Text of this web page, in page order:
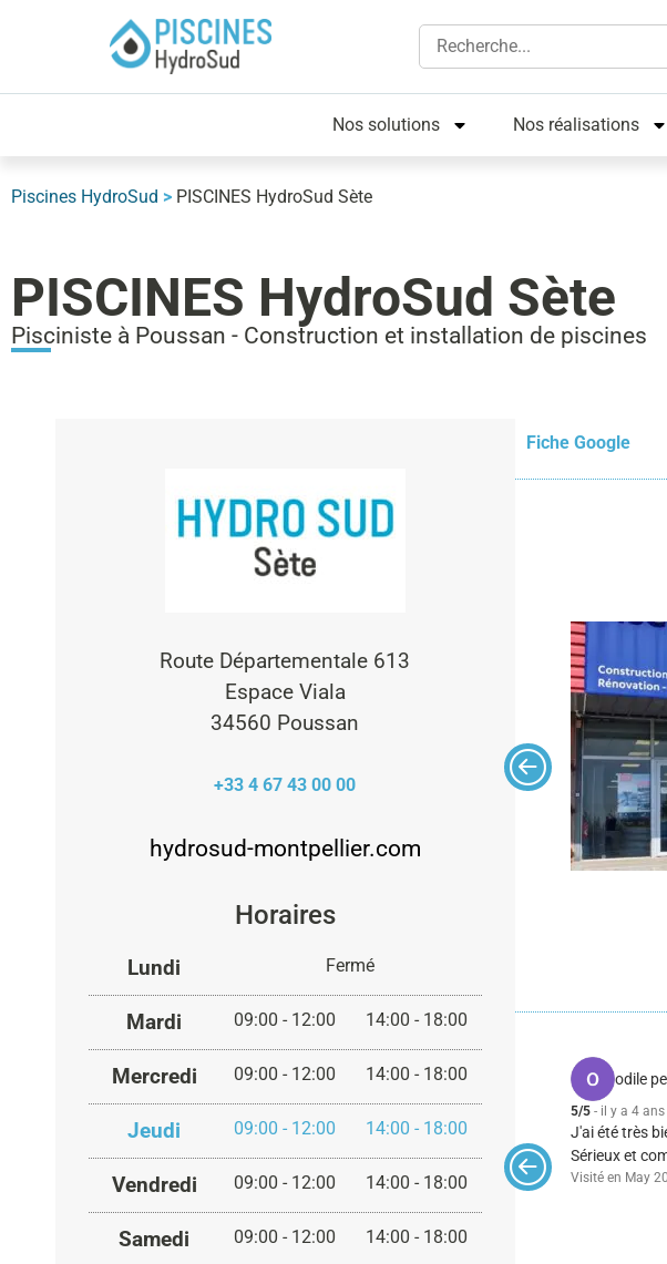
Nos solutions Nos réalisations
Piscines HydroSud > PISCINES HydroSud Sète
PISCINES HydroSud Sète
Pisciniste à Poussan - Construction et installation de piscines
Route Départementale 613
Espace Viala
34560 Poussan
+33 4 67 43 00 00
hydrosud-montpellier.com
Horaires
Lundi Fermé
Mardi 09:00 - 12:00 14:00 - 18:00
Mercredi 09:00 - 12:00 14:00 - 18:00
Jeudi 09:00 - 12:00 14:00 - 18:00
Vendredi 09:00 - 12:00 14:00 - 18:00
Samedi 09:00 - 12:00 14:00 - 18:00
Fiche Google
odile
5/5- il y a 4 ans
J'ai été très
Sérieux et
Visité en May